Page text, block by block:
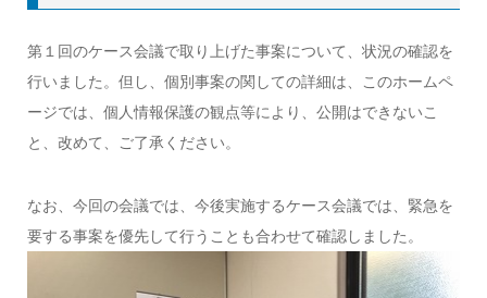
第１回のケース会議で取り上げた事案について、状況の確認を
行いました。但し、個別事案の関しての詳細は、このホームペ
ージでは、個人情報保護の観点等により、公開はできないこ
と、改めて、ご了承ください。
なお、今回の会議では、今後実施するケース会議では、緊急を
要する事案を優先して行うことも合わせて確認しました。